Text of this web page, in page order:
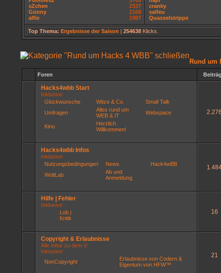
sZchen
Günny
alfie
2337
2168
1987
cranky
saifeu
Quasselstrippe
Top Thema: Ergebnisse der Saison | 254638 Klicks.
Rund um
Foren
Hacks4wbb Start
Inklusive:
Glückwünsche
Witze & Co.
Small Talk
Umfragen
Alles rund um
WEB & IT
Webspace
Kino
Herzlich
Willkommen!
Hacks4wbb Infos
Inklusive:
Nutzungsbedingungen
News
Hack4wBB
WoltLab
Ab und
Anmeldung
Hilfe | Fehler
Inklusive:
Lob |
Kritik
16
Copyright & Erlaubnisse
Alle Infos zu dem ©
Inklusive:
NonCopyright
Erlaubnisse von Codern &
Eigentum von HFW™
21